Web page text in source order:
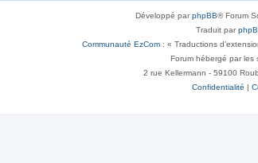
Développé parphpBB® Forum
Traduit par
Communauté EzCom : « Traductions
Forum hébergé par les
2 rue Kellermann - 59100
Confidentialité |